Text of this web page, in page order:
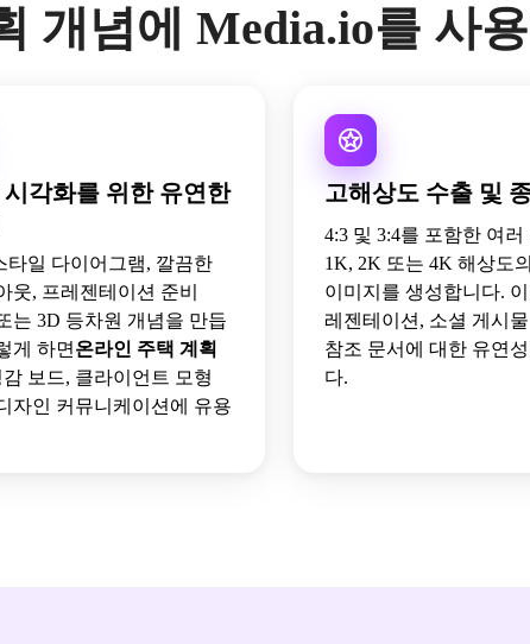
개념에 Media.io를 사
각화를 위한 유연한
타일 다이어그램, 깔끔한
웃, 프레젠테이션 준비
는 3D 등차원 개념을 만듭
게 하면 온라인 주택 계획
감 보드, 클라이언트 모형
자인 커뮤니케이션에 유용
고해상도 수출 및
4:3 및 3:4를 포함한 여러
1K, 2K 또는 4K 해상도
이미지를 생성합니다.
레젠테이션, 소셜 게시
참조 문서에 대한 유연
다.